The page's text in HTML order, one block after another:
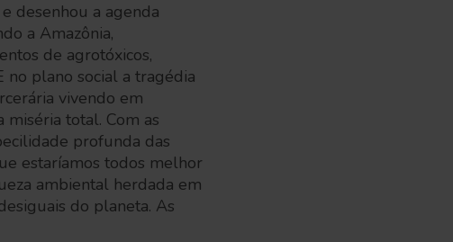
desenhou a agenda
a Amazônia,
de agrotóxicos,
no plano social a tragédia
vivendo em
miséria total. Com as
profunda das
estaríamos todos melhor
ambiental herdada em
do planeta. As